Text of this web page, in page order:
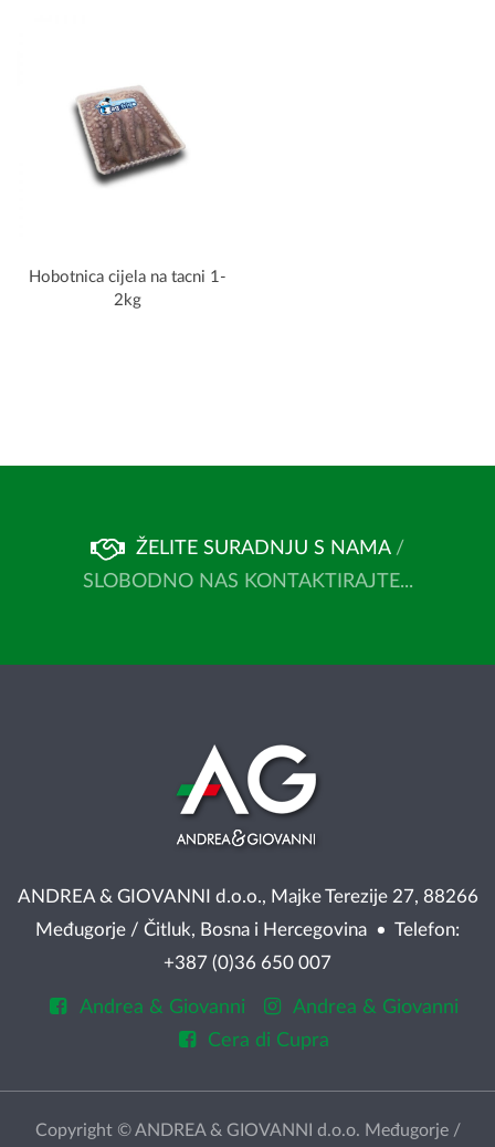
Hobotnica cijela na tacni 1-
2kg
ŽELITE SURADNJU S NAMA /
SLOBODNO NAS KONTAKTIRAJTE...
ANDREA & GIOVANNI d.o.o., Majke Terezije 27, 88266
Međugorje / Čitluk, Bosna i Hercegovina • Telefon:
+387 (0)36 650 007
Andrea & Giovanni
Andrea & Giovanni
Cera di Cupra
Copyright © ANDREA & GIOVANNI d.o.o. Međugorje /